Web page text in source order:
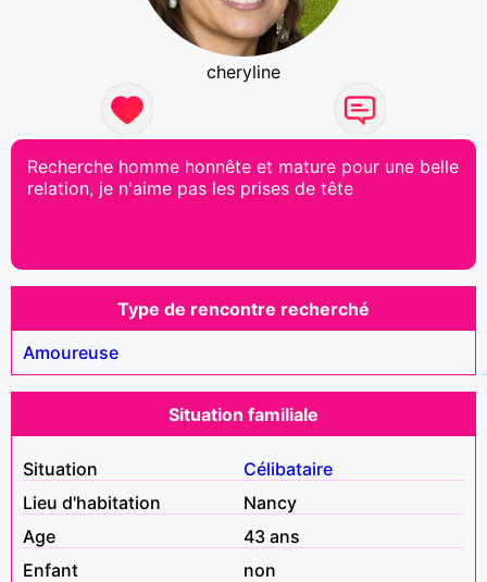
cheryline
Recherche homme honnête et mature pour une belle
relation, je n'aime pas les prises de tête
Type de rencontre recherché
Amoureuse
Situation familiale
Situation
Célibataire
Lieu d'habitation
Nancy
Age
43 ans
Enfant
non